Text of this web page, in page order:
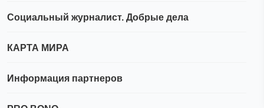
Социальный журналист. Добрые дела
КАРТА МИРА
Информация партнеров